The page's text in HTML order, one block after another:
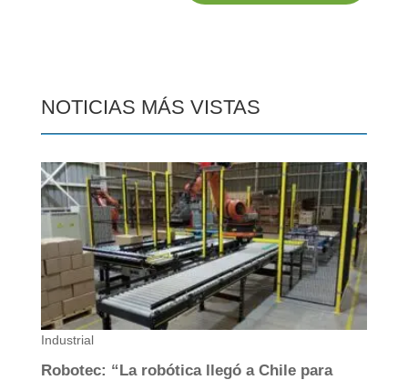
NOTICIAS MÁS VISTAS